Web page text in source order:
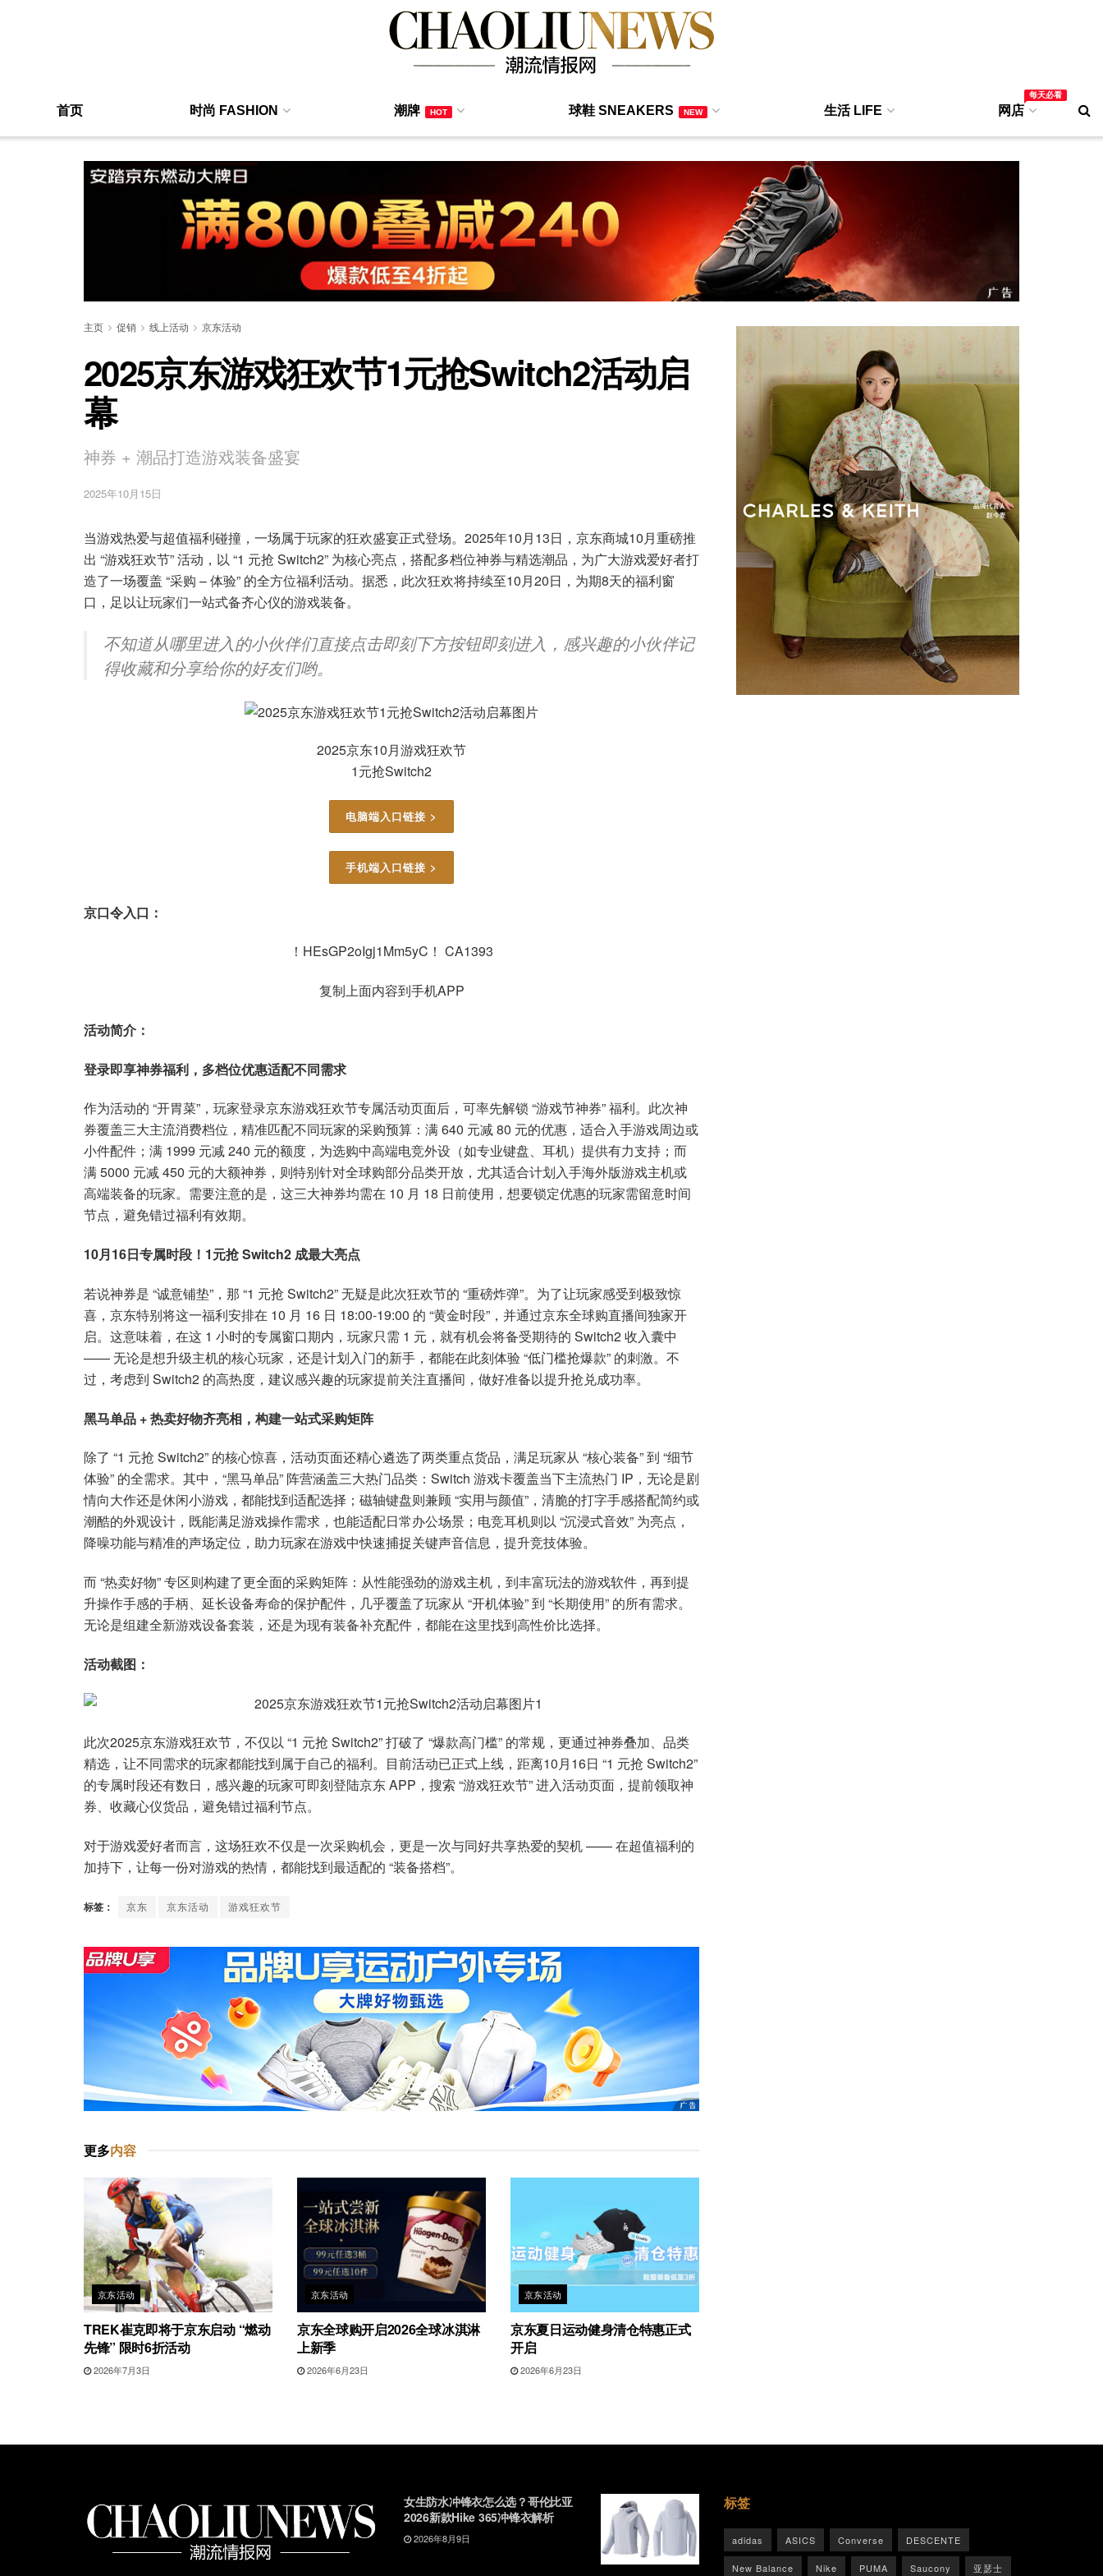
首页 时尚 FASHION 潮牌 HOT 球鞋 SNEAKERS NEW 生活 LIFE 网店
每天必看
主页 促销 线上活动 京东活动
2025京东游戏狂欢节1元抢Switch2活动启
幕
神券 + 潮品打造游戏装备盛宴
2025年10月15日
当游戏热爱与超值福利碰撞，一场属于玩家的狂欢盛宴正式登场。2025年10月13日，京东商城10月重磅推
出 “游戏狂欢节” 活动，以 “1 元抢 Switch2” 为核心亮点，搭配多档位神券与精选潮品，为广大游戏爱好者打
造了一场覆盖 “采购 – 体验” 的全方位福利活动。据悉，此次狂欢将持续至10月20日，为期8天的福利窗
口，足以让玩家们一站式备齐心仪的游戏装备。
不知道从哪里进入的小伙伴们直接点击即刻下方按钮即刻进入，感兴趣的小伙伴记
得收藏和分享给你的好友们哟。
2025京东10月游戏狂欢节
1元抢Switch2
电脑端入口链接 >
手机端入口链接 >
京口令入口：
！HEsGP2oIgj1Mm5yC！ CA1393
复制上面内容到手机APP
活动简介：
登录即享神券福利，多档位优惠适配不同需求
作为活动的 “开胃菜”，玩家登录京东游戏狂欢节专属活动页面后，可率先解锁 “游戏节神券” 福利。此次神
券覆盖三大主流消费档位，精准匹配不同玩家的采购预算：满 640 元减 80 元的优惠，适合入手游戏周边或
小件配件；满 1999 元减 240 元的额度，为选购中高端电竞外设（如专业键盘、耳机）提供有力支持；而
满 5000 元减 450 元的大额神券，则特别针对全球购部分品类开放，尤其适合计划入手海外版游戏主机或
高端装备的玩家。需要注意的是，这三大神券均需在 10 月 18 日前使用，想要锁定优惠的玩家需留意时间
节点，避免错过福利有效期。
10月16日专属时段！1元抢 Switch2 成最大亮点
若说神券是 “诚意铺垫”，那 “1 元抢 Switch2” 无疑是此次狂欢节的 “重磅炸弹”。为了让玩家感受到极致惊
喜，京东特别将这一福利安排在 10 月 16 日 18:00-19:00 的 “黄金时段”，并通过京东全球购直播间独家开
启。这意味着，在这 1 小时的专属窗口期内，玩家只需 1 元，就有机会将备受期待的 Switch2 收入囊中
—— 无论是想升级主机的核心玩家，还是计划入门的新手，都能在此刻体验 “低门槛抢爆款” 的刺激。不
过，考虑到 Switch2 的高热度，建议感兴趣的玩家提前关注直播间，做好准备以提升抢兑成功率。
黑马单品 + 热卖好物齐亮相，构建一站式采购矩阵
除了 “1 元抢 Switch2” 的核心惊喜，活动页面还精心遴选了两类重点货品，满足玩家从 “核心装备” 到 “细节
体验” 的全需求。其中，“黑马单品” 阵营涵盖三大热门品类：Switch 游戏卡覆盖当下主流热门 IP，无论是剧
情向大作还是休闲小游戏，都能找到适配选择；磁轴键盘则兼顾 “实用与颜值”，清脆的打字手感搭配简约或
潮酷的外观设计，既能满足游戏操作需求，也能适配日常办公场景；电竞耳机则以 “沉浸式音效” 为亮点，
降噪功能与精准的声场定位，助力玩家在游戏中快速捕捉关键声音信息，提升竞技体验。
而 “热卖好物” 专区则构建了更全面的采购矩阵：从性能强劲的游戏主机，到丰富玩法的游戏软件，再到提
升操作手感的手柄、延长设备寿命的保护配件，几乎覆盖了玩家从 “开机体验” 到 “长期使用” 的所有需求。
无论是组建全新游戏设备套装，还是为现有装备补充配件，都能在这里找到高性价比选择。
活动截图：
此次2025京东游戏狂欢节，不仅以 “1 元抢 Switch2” 打破了 “爆款高门槛” 的常规，更通过神券叠加、品类
精选，让不同需求的玩家都能找到属于自己的福利。目前活动已正式上线，距离10月16日 “1 元抢 Switch2”
的专属时段还有数日，感兴趣的玩家可即刻登陆京东 APP，搜索 “游戏狂欢节” 进入活动页面，提前领取神
券、收藏心仪货品，避免错过福利节点。
对于游戏爱好者而言，这场狂欢不仅是一次采购机会，更是一次与同好共享热爱的契机 —— 在超值福利的
加持下，让每一份对游戏的热情，都能找到最适配的 “装备搭档”。
标签： 京东 京东活动 游戏狂欢节
更多内容
京东活动
TREK崔克即将于京东启动 “燃动
先锋” 限时6折活动
2026年7月3日
京东活动
京东全球购开启2026全球冰淇淋
上新季
2026年6月23日
京东活动
京东夏日运动健身清仓特惠正式
开启
2026年6月23日
女生防水冲锋衣怎么选？哥伦比亚
2026新款Hike 365冲锋衣解析
2026年8月9日
标签
adidas ASICS Converse DESCENTE
New Balance Nike PUMA Saucony 亚瑟士